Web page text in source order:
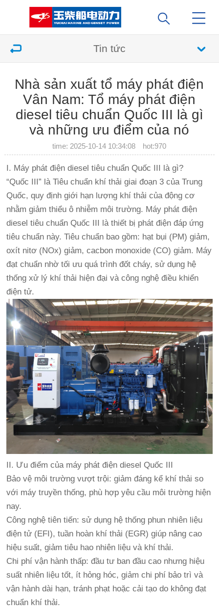
Tin tức
Nhà sản xuất tổ máy phát điện
Vân Nam: Tổ máy phát điện
diesel tiêu chuẩn Quốc III là gì
và những ưu điểm của nó
time: 2025-10-14 10:34:08 hot:970
I. Máy phát điện diesel tiêu chuẩn Quốc III là gì?
“Quốc III” là Tiêu chuẩn khí thải giai đoạn 3 của Trung
Quốc, quy định giới hạn lượng khí thải của động cơ
nhằm giảm thiểu ô nhiễm môi trường. Máy phát điện
diesel tiêu chuẩn Quốc III là thiết bị phát điện đáp ứng
tiêu chuẩn này. Tiêu chuẩn bao gồm: hạt bụi (PM) giảm,
oxít nitơ (NOx) giảm, cacbon monoxide (CO) giảm. Máy
đạt chuẩn nhờ tối ưu quá trình đốt cháy, sử dụng hệ
thống xử lý khí thải hiện đại và công nghệ điều khiển
điện tử.
II. Ưu điểm của máy phát điện diesel Quốc III
Bảo vệ môi trường vượt trội: giảm đáng kể khí thải so
với máy truyền thống, phù hợp yêu cầu môi trường hiện
nay.
Công nghệ tiên tiến: sử dụng hệ thống phun nhiên liệu
điện tử (EFI), tuần hoàn khí thải (EGR) giúp nâng cao
hiệu suất, giảm tiêu hao nhiên liệu và khí thải.
Chi phí vận hành thấp: đầu tư ban đầu cao nhưng hiệu
suất nhiên liệu tốt, ít hỏng hóc, giảm chi phí bảo trì và
vận hành dài hạn, tránh phạt hoặc cải tạo do không đạt
chuẩn khí thải.